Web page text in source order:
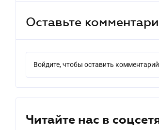
Оставьте
Войдите, чтобы оставить комментарий
Читайте нас в